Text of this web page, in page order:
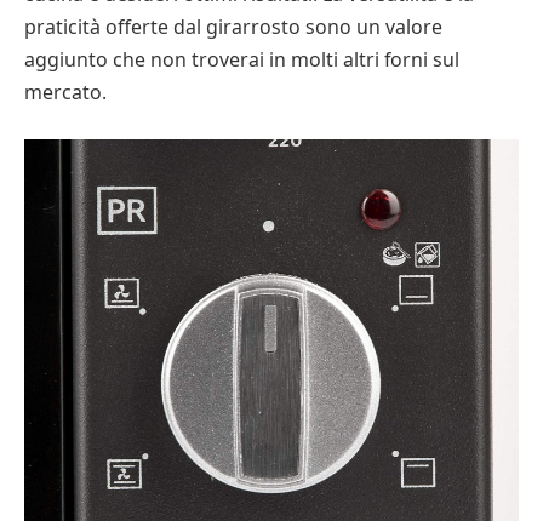
praticità offerte dal girarrosto sono un valore
aggiunto che non troverai in molti altri forni sul
mercato.